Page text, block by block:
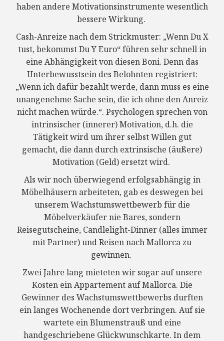
haben andere Motivationsinstrumente wesentlich
bessere Wirkung.
Cash-Anreize nach dem Strickmuster: „Wenn Du X
tust, bekommst Du Y Euro“ führen sehr schnell in
eine Abhängigkeit von diesen Boni. Denn das
Unterbewusstsein des Belohnten registriert:
„Wenn ich dafür bezahlt werde, dann muss es eine
unangenehme Sache sein, die ich ohne den Anreiz
nicht machen würde.“. Psychologen sprechen von
intrinsischer (innerer) Motivation, d.h. die
Tätigkeit wird um ihrer selbst Willen gut
gemacht, die dann durch extrinsische (äußere)
Motivation (Geld) ersetzt wird.
Als wir noch überwiegend erfolgsabhängig in
Möbelhäusern arbeiteten, gab es deswegen bei
unserem Wachstumswettbewerb für die
Möbelverkäufer nie Bares, sondern
Reisegutscheine, Candlelight-Dinner (alles immer
mit Partner) und Reisen nach Mallorca zu
gewinnen.
Zwei Jahre lang mieteten wir sogar auf unsere
Kosten ein Appartement auf Mallorca. Die
Gewinner des Wachstumswettbewerbs durften
ein langes Wochenende dort verbringen. Auf sie
wartete ein Blumenstrauß und eine
handgeschriebene Glückwunschkarte. In dem